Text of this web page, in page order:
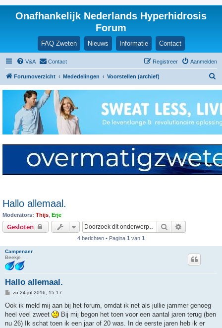
Onafhankelijk Nederlands Hyperhidrosis
Forum
FAQ Zweten Nieuws Informatie Contact
V&A Contact Aanmelden
Registreer
Forumoverzicht Mededelingen Voorstellen (archief)
k
Hallo allemaal.
Moderators: Thijs Erje
Gesloten Zoek
4 berichten • Pagina 1 van 1
Campenaer
Beekje
Hallo allemaal.
B
r
c
h
zo 24 jul 2016, 15:17
Ook ik meld mij aan bij het forum, omdat ik net als jullie jammer genoeg
heel veel zweet
Bij mij begon het toen voor een aantal jaren terug (ben
nu 26) Ik schat toen ik een jaar of 20 was. In de eerste jaren heb ik er